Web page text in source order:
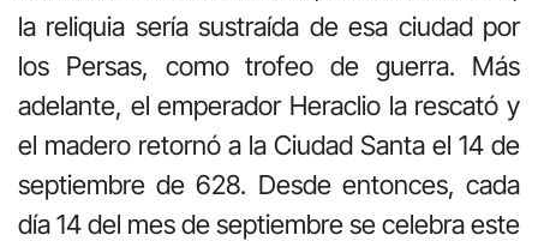
la reliquia sería sustraída de esa ciudad por
los Persas, como trofeo de guerra. Más
adelante, el emperador Heraclio la rescató y
el madero retornó a la Ciudad Santa el 14 de
septiembre de 628. Desde entonces, cada
día 14 del mes de septiembre se celebra este